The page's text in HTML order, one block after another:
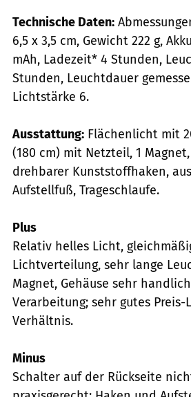
Technische Daten:
6,5 x 3,5 cm, Gewicht 222 g,
mAh, Ladezeit* 4 Stunden,
Stunden, Leuchtdauer
Lichtstärke 6.
Ausstattung: Flächenlicht mit
(180 cm) mit Netzteil, 1
drehbarer Kunststoffhaken,
Aufstellfuß, Trageschlaufe.
Plus
Relativ helles Licht,
Lichtverteilung, sehr lange
Magnet, Gehäuse sehr
Verarbeitung; sehr gutes Preis-
Verhältnis.
Minus
Schalter auf der Rückseite